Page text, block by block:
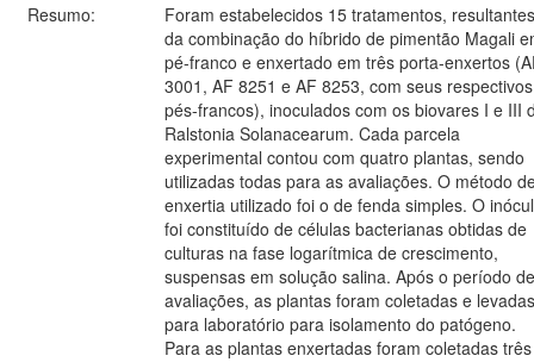
Resumo:
Foram estabelecidos 15 tratamentos, resultantes
da combinação do híbrido de pimentão Magali
pé-franco e enxertado em três porta-enxertos
3001, AF 8251 e AF 8253, com seus respectivos
pés-francos), inoculados com os biovares I e III
Ralstonia Solanacearum. Cada parcela
experimental contou com quatro plantas, sendo
utilizadas todas para as avaliações. O método
enxertia utilizado foi o de fenda simples. O
foi constituído de células bacterianas obtidas de
culturas na fase logarítmica de crescimento,
suspensas em solução salina. Após o período de
avaliações, as plantas foram coletadas e levadas
para laboratório para isolamento do patógeno.
Para as plantas enxertadas foram coletadas três